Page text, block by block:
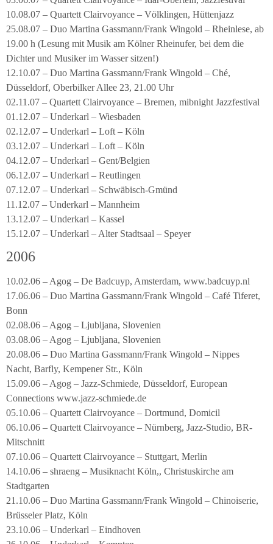
10.08.07 – Quartett Clairvoyance – Völklingen, Hüttenjazz
25.08.07 – Duo Martina Gassmann/Frank Wingold – Rheinlese, ab
19.00 h (Lesung mit Musik am Kölner Rheinufer, bei dem die
Dichter und Musiker im Wasser sitzen!)
12.10.07 – Duo Martina Gassmann/Frank Wingold – Ché,
Düsseldorf, Oberbilker Allee 23, 21.00 Uhr
02.11.07 – Quartett Clairvoyance – Bremen, mibnight Jazzfestival
01.12.07 – Underkarl – Wiesbaden
02.12.07 – Underkarl – Loft – Köln
03.12.07 – Underkarl – Loft – Köln
04.12.07 – Underkarl – Gent/Belgien
06.12.07 – Underkarl – Reutlingen
07.12.07 – Underkarl – Schwäbisch-Gmünd
11.12.07 – Underkarl – Mannheim
13.12.07 – Underkarl – Kassel
15.12.07 – Underkarl – Alter Stadtsaal – Speyer
2006
10.02.06 – Agog – De Badcuyp, Amsterdam, www.badcuyp.nl
17.06.06 – Duo Martina Gassmann/Frank Wingold – Café Tiferet,
Bonn
02.08.06 – Agog – Ljubljana, Slovenien
03.08.06 – Agog – Ljubljana, Slovenien
20.08.06 – Duo Martina Gassmann/Frank Wingold – Nippes
Nacht, Barfly, Kempener Str., Köln
15.09.06 – Agog – Jazz-Schmiede, Düsseldorf, European
Connections www.jazz-schmiede.de
05.10.06 – Quartett Clairvoyance – Dortmund, Domicil
06.10.06 – Quartett Clairvoyance – Nürnberg, Jazz-Studio, BR-
Mitschnitt
07.10.06 – Quartett Clairvoyance – Stuttgart, Merlin
14.10.06 – shraeng – Musiknacht Köln,, Christuskirche am
Stadtgarten
21.10.06 – Duo Martina Gassmann/Frank Wingold – Chinoiserie,
Brüsseler Platz, Köln
23.10.06 – Underkarl – Eindhoven